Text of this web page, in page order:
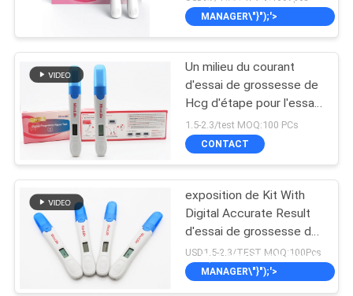
d'essai de grossesse
\",\"USERNAME\":\"SALES
MANAGER\"}");'>
CONTACT
Un milieu du courant
d'essai de grossesse de
Hcg d'étape pour l'essai
précis
1.5-2.3/test MOQ:100 PCs
CONTACT
exposition de Kit With
Digital Accurate Result
d'essai de grossesse de
la CE ANVISA de
10mIU/mL 510k
USD1.5-2.3/TEST MOQ:100Pcs
\",\"USERNAME\":\"SALES
MANAGER\"}");'>
CONTACT